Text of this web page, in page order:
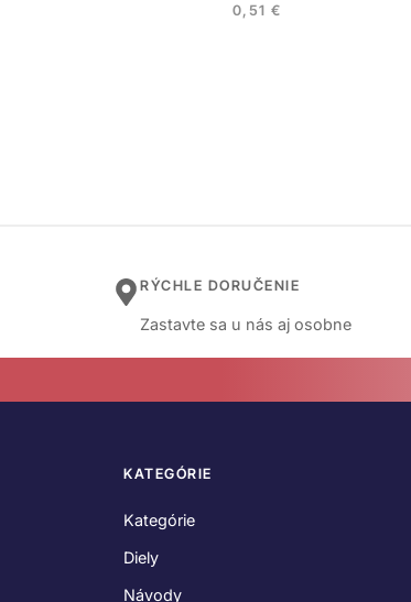
0,51€
RÝCHLE DORUČENIE
Zastavte sa u nás aj osobne
KATEGÓRIE
Kategórie
Diely
Návody